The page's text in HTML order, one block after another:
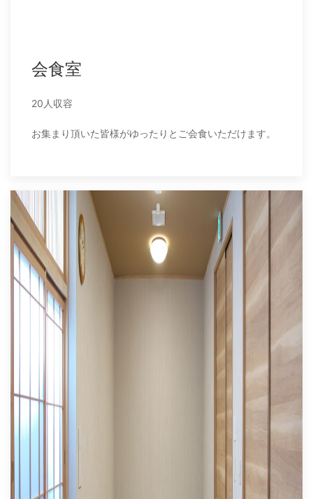
会食室
20人収容
お集まり頂いた皆様がゆったりとご会食いただけます。